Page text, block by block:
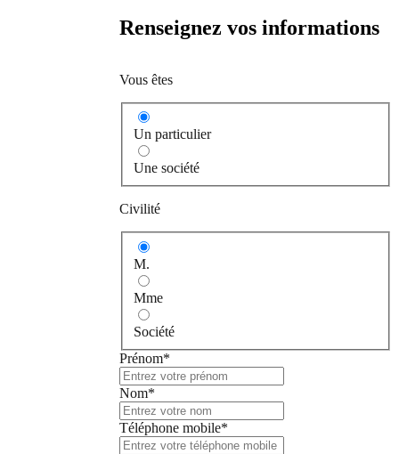
Renseignez vos informations
Vous êtes
Un particulier
Une société
Civilité
M.
Mme
Société
Prénom*
Nom*
Téléphone mobile*